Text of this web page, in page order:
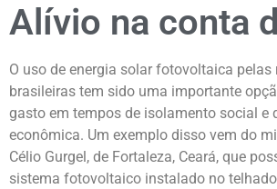
Alívio na conta
O uso de energia solar fotovoltaica pelas
brasileiras tem sido uma importante
gasto em tempos de isolamento social e
econômica. Um exemplo disso vem do
Célio Gurgel, de Fortaleza, Ceará, que
sistema fotovoltaico instalado no